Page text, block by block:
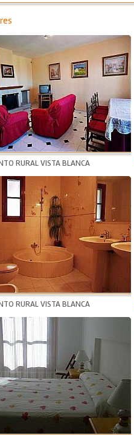
RURAL VISTA BLANCA
RURAL VISTA BLANCA